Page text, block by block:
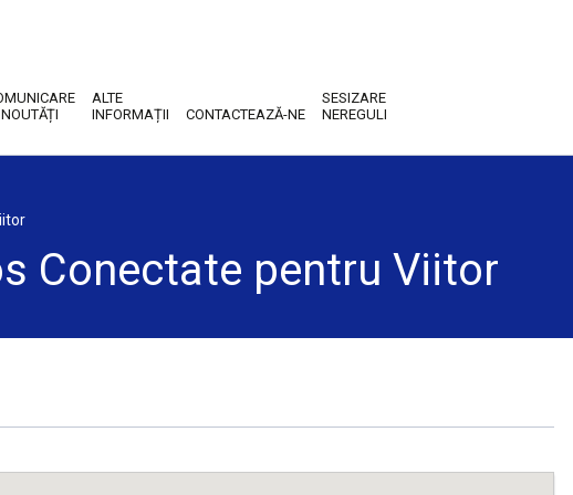
ALTE
INFORMAȚII
CONTACTEAZĂ-NE
SESIZARE
NEREGULI
Conectate pentru Viitor